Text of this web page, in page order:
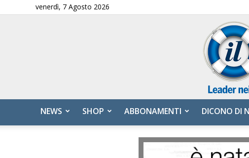
venerdì, 7 Agosto 2026
NEWS SHOP ABBONAMENTI DICONO DI